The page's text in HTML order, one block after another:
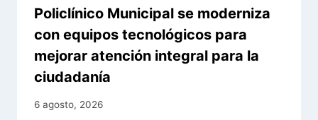
Policlínico Municipal se moderniza
con equipos tecnológicos para
mejorar atención integral para la
ciudadanía
6 agosto, 2026